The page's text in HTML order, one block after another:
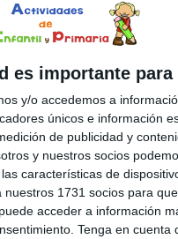
es importante
y/o accedemos a
únicos e información
de publicidad y
y nuestros socios
características de
1731 socios para
acceder a información
Tenga en cuenta